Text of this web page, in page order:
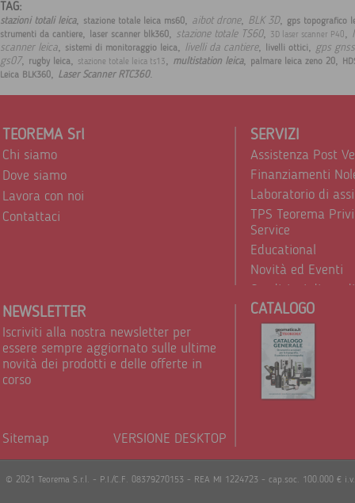
TAG:
stazioni totali leica, stazione totale leica ms60, aibot drone, BLK 3D, gps topografico
strumenti da cantiere, laser scanner blk360, stazione totale TS60, 3D laser scanner P40,
scanner leica, sistemi di monitoraggio leica, livelli da cantiere, livelli ottici, gps
gs07, rugby leica, stazione totale leica ts13, multistation leica, palmare leica zeno 20,
Leica BLK360, Laser Scanner RTC360.
TEOREMA Srl
Chi siamo
Dove siamo
Lavora con noi
Contattaci
SERVIZI
Assistenza Post
Finanziamenti
Laboratorio di
TPS Teorema
Service
Educational
Novità ed Eventi
Condizioni di
Trattamento dei
NEWSLETTER
Iscriviti alla nostra newsletter per
essere sempre aggiornato sulle ultime
novità dei prodotti e delle offerte in
corso
Sitemap VERSIONE DESKTOP
CATALOGO
© 2021 Teorema S.r.l. - P.I./C.F. 08379270153 - REA MI 1224723 - cap.soc. 100.000 €